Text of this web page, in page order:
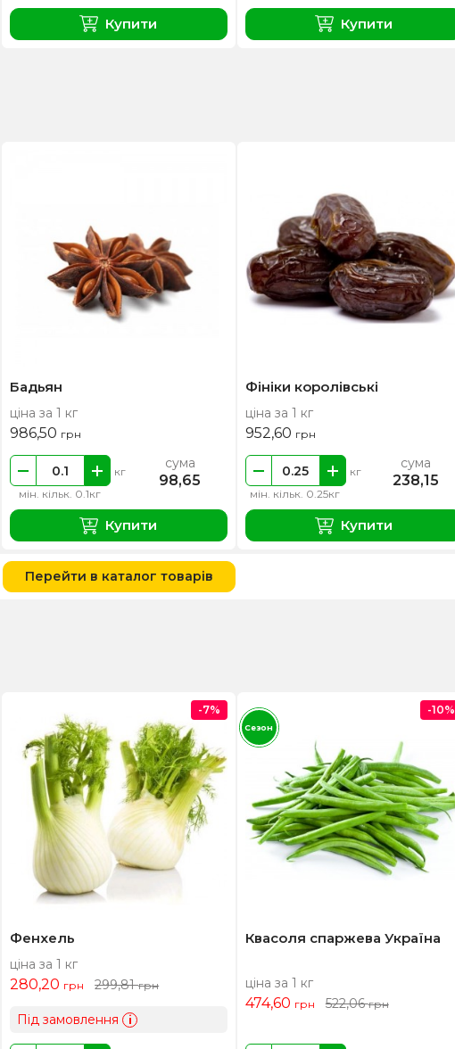
Купити Купити
Бадьян
ціна за 1 кг
986,50 грн
мін. кільк. 0.1кг
кг сума
98,65
Купити
Фініки королівські
ціна за 1 кг
952,60 грн
мін. кільк. 0.25кг
кг сума
238,15
Купити
Перейти в каталог товарів
Фенхель
ціна за 1 кг
280,20 грн 299,81грн
Під замовлення i
-7%
Квасоля спаржева Україна
ціна за 1 кг
474,60 грн 522,06грн
-10%
Сезон